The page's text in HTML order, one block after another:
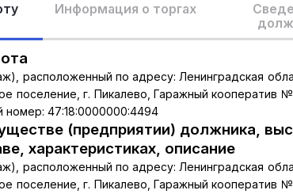
Информация о торгах
расположенный по адресу: Ленинградская
поселение, г. Пикалево, Гаражный
номер: 47:18:0000000:4494
(предприятии) должника,
характеристиках, описание
расположенный по адресу: Ленинградская
поселение, г. Пикалево, Гаражный